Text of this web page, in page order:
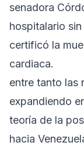
senadora
hospitalario
certificó la
cardiaca.
entre tanto las
expandiendo
teoría de la
hacia